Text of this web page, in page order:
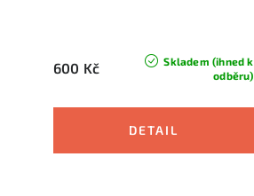
Skladem (ihned k
odběru)
600 Kč